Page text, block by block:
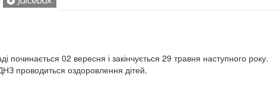
починається 02 вересня і закінчується 29 травня наступного року.
проводиться оздоровлення дітей.